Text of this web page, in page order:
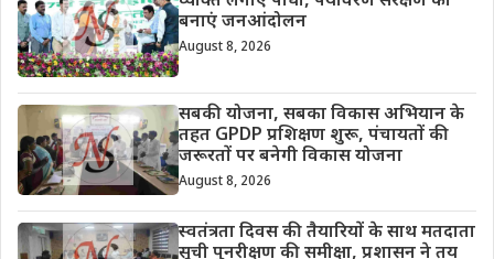
बनाएं जनआंदोलन
August 8, 2026
सबकी योजना, सबका विकास अभियान के
तहत GPDP प्रशिक्षण शुरू, पंचायतों की
जरूरतों पर बनेगी विकास योजना
August 8, 2026
स्वतंत्रता दिवस की तैयारियों के साथ मतदाता